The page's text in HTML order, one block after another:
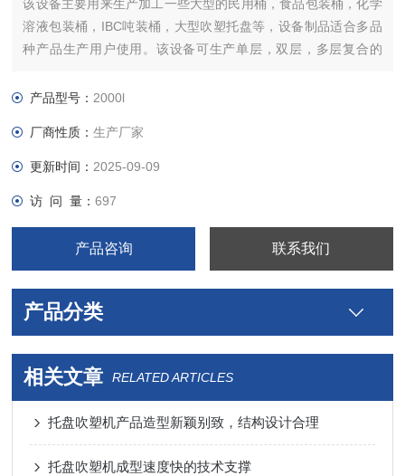
该设备主要用来生产加工一些大型的民用桶，食品包装桶，化学
溶液包装桶，IBC吨装桶，大型吹塑托盘等，设备制品适合多品
种产品生产用户使用。该设备可生产单层，双层，多层复合的
产品型号： 2000l
厂商性质：生产厂家
更新时间： 2025-09-09
访 问 量：697
产品咨询 联系我们
产品分类
相关文章 RELATED ARTICLES
托盘吹塑机产品造型新颖别致，结构设计合理
托盘吹塑机成型速度快的技术支撑